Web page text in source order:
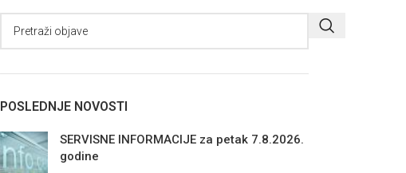
POSLEDNJE NOVOSTI
SERVISNE INFORMACIJE za petak 7.8.2026.
godine